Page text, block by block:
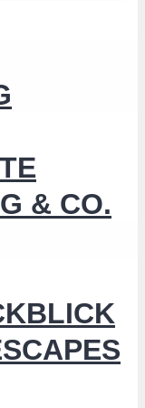
& CO.